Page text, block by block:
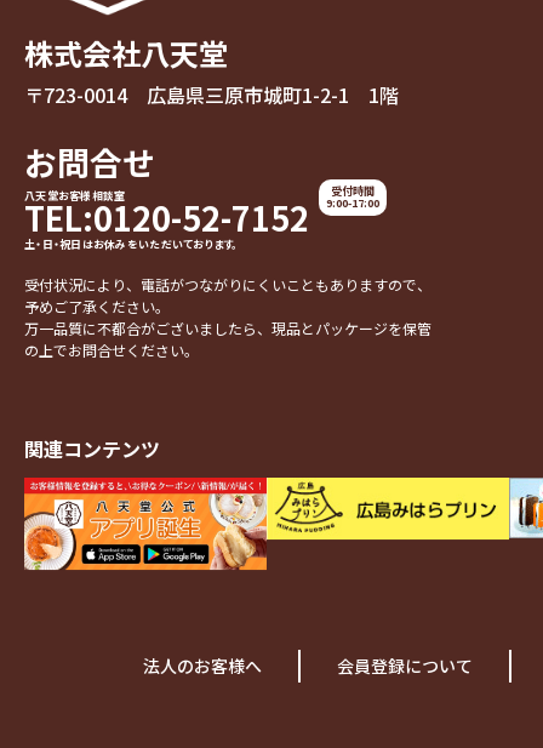
株式会社八天堂
〒723-0014 広島県三原市城町1-2-1 1階
お問合せ
八天堂お客様相談室
TEL:0120-52-7152
土・日・祝日はお休みをいただいております。
受付時間
9:00-17:00
受付状況により、電話がつながりにくいこともありますので、
予めご了承ください。
万一品質に不都合がございましたら、現品とパッケージを保管
の上でお問合せください。
関連コンテンツ
法人のお客様へ 会員登録について